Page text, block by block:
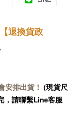
【退換貨政
安排出貨！ (現貨尺
，請聯繫Line客服